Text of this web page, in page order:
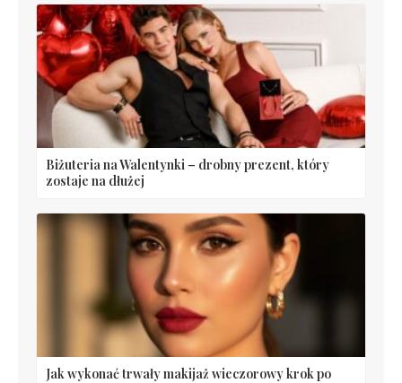
Biżuteria na Walentynki – drobny prezent, który
zostaje na dłużej
Jak wykonać trwały makijaż wieczorowy krok po